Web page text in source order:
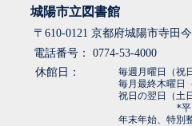
城陽市立図書館
〒610-0121 京都府城陽市寺田
電話番号： 0774-53-4000
休館日：
毎週月曜日（祝
毎月最終木曜日
祝日の翌日（土
*平日：祝
年末年始、特別